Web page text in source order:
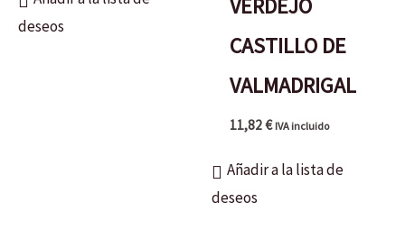
deseos
VERDEJO
CASTILLO DE
VALMADRIGAL
11,82€ IVA incluido
Añadir a la lista de
deseos